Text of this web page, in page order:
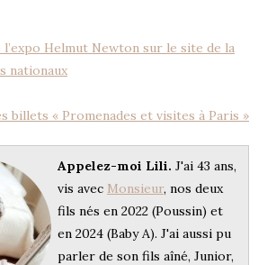
Helmut Newton sur le site de la
nationaux
billets « Promenades et visites à Paris »
Appelez-moi Lili. J'ai 43 ans,
vis avec Monsieur, nos deux
fils nés en 2022 (Poussin) et
en 2024 (Baby A). J'ai aussi pu
parler de son fils aîné, Junior,